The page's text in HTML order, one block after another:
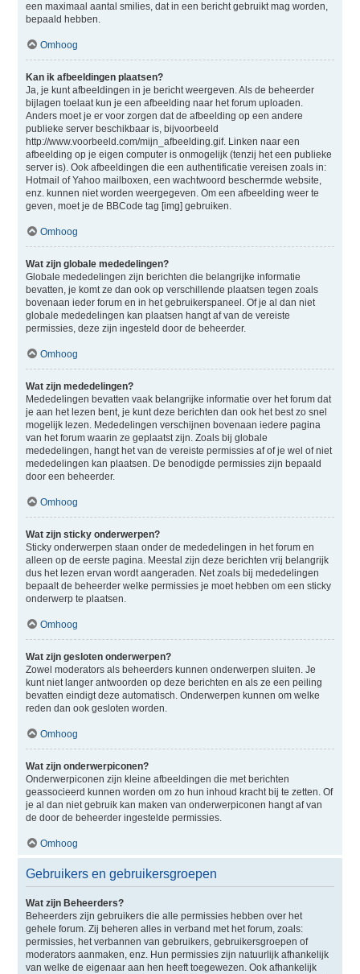
een maximaal aantal smilies, dat in een bericht gebruikt mag worden,
bepaald hebben.
Omhoog
Kan ik afbeeldingen plaatsen?
Ja, je kunt afbeeldingen in je bericht weergeven. Als de beheerder
bijlagen toelaat kun je een afbeelding naar het forum uploaden.
Anders moet je er voor zorgen dat de afbeelding op een andere
publieke server beschikbaar is, bijvoorbeeld
http://www.voorbeeld.com/mijn_afbeelding.gif. Linken naar een
afbeelding op je eigen computer is onmogelijk (tenzij het een publieke
server is). Ook afbeeldingen die een authentificatie vereisen zoals in:
Hotmail of Yahoo mailboxen, een wachtwoord beschermde website,
enz. kunnen niet worden weergegeven. Om een afbeelding weer te
geven, moet je de BBCode tag [img] gebruiken.
Omhoog
Wat zijn globale mededelingen?
Globale mededelingen zijn berichten die belangrijke informatie
bevatten, je komt ze dan ook op verschillende plaatsen tegen zoals
bovenaan ieder forum en in het gebruikerspaneel. Of je al dan niet
globale mededelingen kan plaatsen hangt af van de vereiste
permissies, deze zijn ingesteld door de beheerder.
Omhoog
Wat zijn mededelingen?
Mededelingen bevatten vaak belangrijke informatie over het forum dat
je aan het lezen bent, je kunt deze berichten dan ook het best zo snel
mogelijk lezen. Mededelingen verschijnen bovenaan iedere pagina
van het forum waarin ze geplaatst zijn. Zoals bij globale
mededelingen, hangt het van de vereiste permissies af of je wel of niet
mededelingen kan plaatsen. De benodigde permissies zijn bepaald
door een beheerder.
Omhoog
Wat zijn sticky onderwerpen?
Sticky onderwerpen staan onder de mededelingen in het forum en
alleen op de eerste pagina. Meestal zijn deze berichten vrij belangrijk
dus het lezen ervan wordt aangeraden. Net zoals bij mededelingen
bepaalt de beheerder welke permissies je moet hebben om een sticky
onderwerp te plaatsen.
Omhoog
Wat zijn gesloten onderwerpen?
Zowel moderators als beheerders kunnen onderwerpen sluiten. Je
kunt niet langer antwoorden op deze berichten en als ze een peiling
bevatten eindigt deze automatisch. Onderwerpen kunnen om welke
reden dan ook gesloten worden.
Omhoog
Wat zijn onderwerpiconen?
Onderwerpiconen zijn kleine afbeeldingen die met berichten
geassocieerd kunnen worden om zo hun inhoud kracht bij te zetten. Of
je al dan niet gebruik kan maken van onderwerpiconen hangt af van
de door de beheerder ingestelde permissies.
Omhoog
Gebruikers en gebruikersgroepen
Wat zijn Beheerders?
Beheerders zijn gebruikers die alle permissies hebben over het
gehele forum. Zij beheren alles in verband met het forum, zoals:
permissies, het verbannen van gebruikers, gebruikersgroepen of
moderators aanmaken, enz. Hun permissies zijn natuurlijk afhankelijk
van welke de eigenaar aan hen heeft toegewezen. Ook afhankelijk